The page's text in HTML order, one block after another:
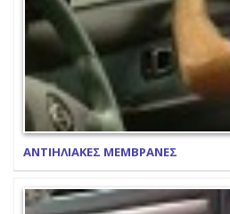
ΑΝΤΙΗΛΙΑΚΕΣ ΜΕΜΒΡΑΝΕΣ